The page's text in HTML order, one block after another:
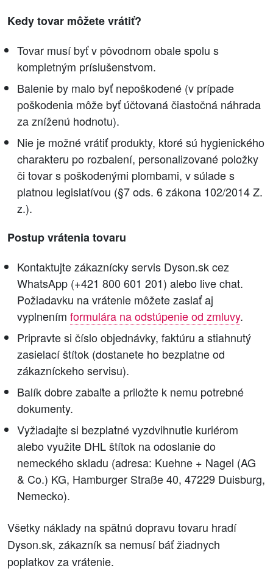
Kedy tovar môžete vrátiť?
Tovar musí byť v pôvodnom obale spolu s
kompletným príslušenstvom.
Balenie by malo byť nepoškodené (v prípade
poškodenia môže byť účtovaná čiastočná náhrada
za zníženú hodnotu).
Nie je možné vrátiť produkty, ktoré sú hygienického
charakteru po rozbalení, personalizované položky
či tovar s poškodenými plombami, v súlade s
platnou legislatívou (§7 ods. 6 zákona 102/2014 Z.
z.).
Postup vrátenia tovaru
Kontaktujte zákaznícky servis Dyson.sk cez
WhatsApp (+421 800 601 201) alebo live chat.
Požiadavku na vrátenie môžete zaslať aj
vyplnením formulára na odstúpenie od zmluvy.
Pripravte si číslo objednávky, faktúru a stiahnutý
zasielací štítok (dostanete ho bezplatne od
zákazníckeho servisu).
Balík dobre zabaľte a priložte k nemu potrebné
dokumenty.
Vyžiadajte si bezplatné vyzdvihnutie kuriérom
alebo využite DHL štítok na odoslanie do
nemeckého skladu (adresa: Kuehne + Nagel (AG
& Co.) KG, Hamburger Straße 40, 47229 Duisburg,
Nemecko).
Všetky náklady na spätnú dopravu tovaru hradí
Dyson.sk, zákazník sa nemusí báť žiadnych
poplatkov za vrátenie.